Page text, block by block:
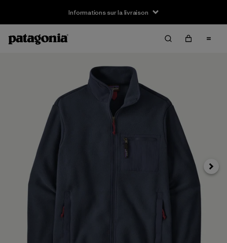
Informations sur la livraison